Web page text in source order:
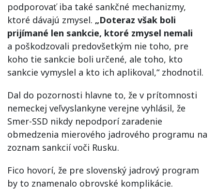
podporovať iba také sankčné mechanizmy,
ktoré dávajú zmysel. „Doteraz však boli
prijímané len sankcie, ktoré zmysel nemali
a poškodzovali predovšetkým nie toho, pre
koho tie sankcie boli určené, ale toho, kto
sankcie vymyslel a kto ich aplikoval,“ zhodnotil.
Dal do pozornosti hlavne to, že v prítomnosti
nemeckej veľvyslankyne verejne vyhlásil, že
Smer-SSD nikdy nepodporí zaradenie
obmedzenia mierového jadrového programu na
zoznam sankcií voči Rusku.
Fico hovorí, že pre slovenský jadrový program
by to znamenalo obrovské komplikácie.